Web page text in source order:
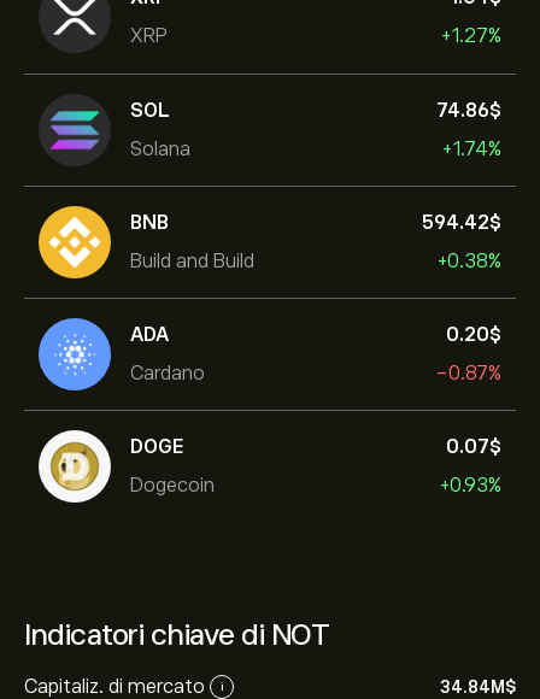
XRP
+1.27%
SOL
Solana
74.86‎$‎
+1.74%
BNB
Build and Build
594.42‎$‎
+0.38%
ADA
Cardano
0.20‎$‎
-0.87%
DOGE
Dogecoin
0.07‎$‎
+0.93%
Indicatori chiave di NOT
Capitaliz. di mercato i 34.84M‎$‎